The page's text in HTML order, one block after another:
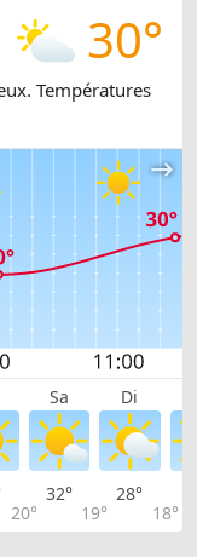
30°
Températures
Sa Di
20°
32°
19°
28°
18°